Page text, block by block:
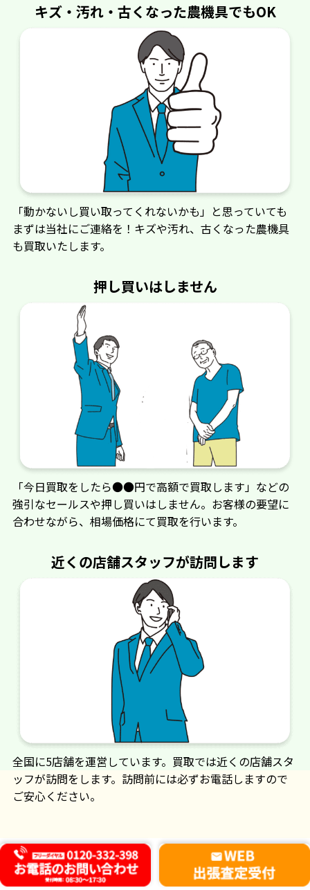
キズ・汚れ・古くなった農機具でもOK
「動かないし買い取ってくれないかも」と思っていても
まずは当社にご連絡を！キズや汚れ、古くなった農機具
も買取いたします。
押し買いはしません
「今日買取をしたら●●円で高額で買取します」などの
強引なセールスや押し買いはしません。お客様の要望に
合わせながら、相場価格にて買取を行います。
近くの店舗スタッフが訪問します
全国に5店舗を運営しています。買取では近くの店舗スタ
ッフが訪問をします。訪問前には必ずお電話しますので
ご安心ください。
買取の